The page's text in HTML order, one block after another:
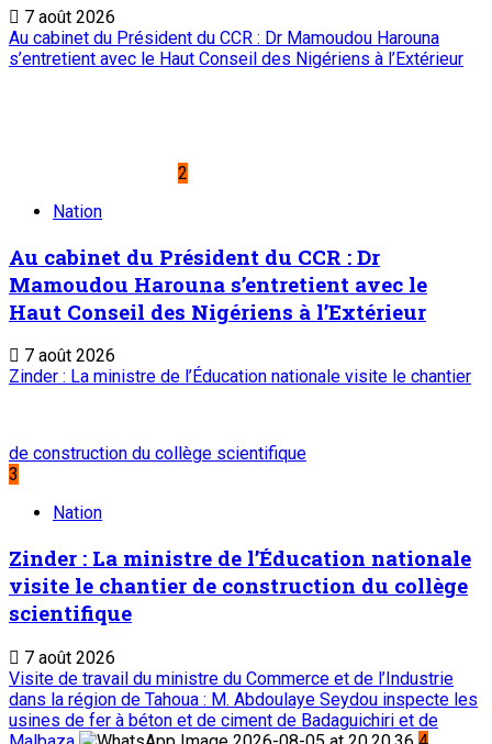
7 août 2026
Au cabinet du Président du CCR : Dr Mamoudou Harouna
s’entretient avec le Haut Conseil des Nigériens à l’Extérieur
2
Nation
Au cabinet du Président du CCR : Dr
Mamoudou Harouna s’entretient avec le
Haut Conseil des Nigériens à l’Extérieur
7 août 2026
Zinder : La ministre de l’Éducation nationale visite le chantier
de construction du collège scientifique
3
Nation
Zinder : La ministre de l’Éducation nationale
visite le chantier de construction du collège
scientifique
7 août 2026
Visite de travail du ministre du Commerce et de l’Industrie
dans la région de Tahoua : M. Abdoulaye Seydou inspecte les
usines de fer à béton et de ciment de Badaguichiri et de